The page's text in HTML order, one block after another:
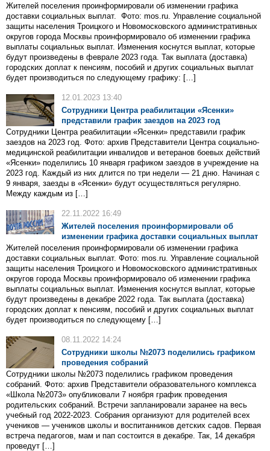
Жителей поселения проинформировали об изменении графика
доставки социальных выплат. Фото: mos.ru. Управление социальной
защиты населения Троицкого и Новомосковского административных
округов города Москвы проинформировало об изменении графика
выплаты социальных выплат. Изменения коснутся выплат, которые
будут произведены в феврале 2023 года. Так выплата (доставка)
городских доплат к пенсиям, пособий и других социальных выплат
будет производиться по следующему графику: […]
12.01.2023 13:40
Сотрудники Центра реабилитации «Ясенки»
представили график заездов на 2023 год
Сотрудники Центра реабилитации «Ясенки» представили график
заездов на 2023 год. Фото: архив Представители Центра социально-
медицинской реабилитации инвалидов и ветеранов боевых действий
«Ясенки» поделились 10 января графиком заездов в учреждение на
2023 год. Каждый из них длится по три недели — 21 дню. Начиная с
9 января, заезды в «Ясенки» будут осуществляться регулярно.
Между каждым из […]
22.11.2022 16:49
Жителей поселения проинформировали об
изменении графика доставки социальных выплат
Жителей поселения проинформировали об изменении графика
доставки социальных выплат. Фото: mos.ru. Управление социальной
защиты населения Троицкого и Новомосковского административных
округов города Москвы проинформировало об изменении графика
выплаты социальных выплат. Изменения коснутся выплат, которые
будут произведены в декабре 2022 года. Так выплата (доставка)
городских доплат к пенсиям, пособий и других социальных выплат
будет производиться по следующему […]
08.11.2022 14:24
Сотрудники школы №2073 поделились графиком
проведения собраний
Сотрудники школы №2073 поделились графиком проведения
собраний. Фото: архив Представители образовательного комплекса
«Школа №2073» опубликовали 7 ноября график проведения
родительских собраний. Встречи запланировали заранее на весь
учебный год 2022-2023. Собрания организуют для родителей всех
учеников — учеников школы и воспитанников детских садов. Первая
встреча педагогов, мам и пап состоится в декабре. Так, 14 декабря
проведут […]